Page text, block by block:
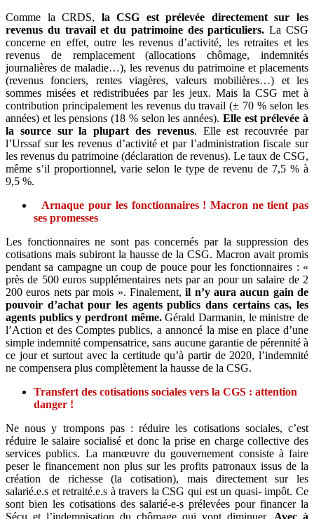
Comme la CRDS, la CSG est prélevée directement sur les
revenus du travail et du patrimoine des particuliers. La CSG
concerne en effet, outre les revenus d’activité, les retraites et les
revenus de remplacement (allocations chômage, indemnités
journalières de maladie…), les revenus du patrimoine et placements
(revenus fonciers, rentes viagères, valeurs mobilières…) et les
sommes misées et redistribuées par les jeux. Mais la CSG met à
contribution principalement les revenus du travail (± 70 % selon les
années) et les pensions (18 % selon les années). Elle est prélevée à
la source sur la plupart des revenus. Elle est recouvrée par
l’Urssaf sur les revenus d’activité et par l’administration fiscale sur
les revenus du patrimoine (déclaration de revenus). Le taux de CSG,
même s’il proportionnel, varie selon le type de revenu de 7,5 % à
9,5 %.
Arnaque pour les fonctionnaires ! Macron ne tient pas
ses promesses
Les fonctionnaires ne sont pas concernés par la suppression des
cotisations mais subiront la hausse de la CSG. Macron avait promis
pendant sa campagne un coup de pouce pour les fonctionnaires : «
près de 500 euros supplémentaires nets par an pour un salaire de 2
200 euros nets par mois ». Finalement,il n’y aura aucun gain de
pouvoir d’achat pour les agents publics dans certains cas, les
agents publics y perdront même.Gérald Darmanin, le ministre de
l’Action et des Comptes publics, a annoncé la mise en place d’une
simple indemnité compensatrice, sans aucune garantie de pérennité à
ce jour et surtout avec la certitude qu’à partir de 2020, l’indemnité
ne compensera plus complètement la hausse de la CSG.
Transfert des cotisations sociales vers la CGS : attention
danger !
Ne nous y trompons pas : réduire les cotisations sociales, c’est
réduire le salaire socialisé et donc la prise en charge collective des
services publics. La manœuvre du gouvernement consiste à faire
peser le financement non plus sur les profits patronaux issus de la
création de richesse (la cotisation), mais directement sur les
salarié.e.s et retraité.e.s à travers la CSG qui est un quasi- impôt. Ce
sont bien les cotisations des salarié-e-s prélevées pour financer la
Sécu et l’indemnisation du chômage qui vont diminuer. Avec à